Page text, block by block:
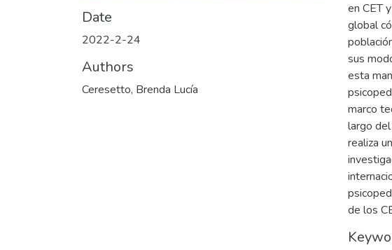
Date
2022-2-24
Authors
Ceresetto, Brenda Lucía
en CET
global
sus
esta
marco
largo
realiza
de los